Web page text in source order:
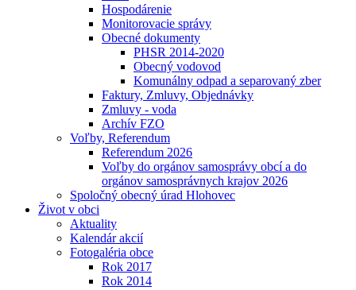
Hospodárenie
Monitorovacie správy
Obecné dokumenty
PHSR 2014-2020
Obecný vodovod
Komunálny odpad a separovaný zber
Faktury, Zmluvy, Objednávky
Zmluvy - voda
Archív FZO
Voľby, Referendum
Referendum 2026
Voľby do orgánov samosprávy obcí a do
orgánov samosprávnych krajov 2026
Spoločný obecný úrad Hlohovec
Život v obci
Aktuality
Kalendár akcií
Fotogaléria obce
Rok 2017
Rok 2014